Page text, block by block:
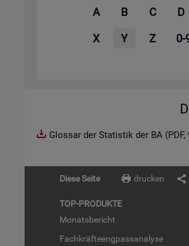
A B C D
X Y Z 0-
Glossar der Statistik der BA (PDF,
Diese Seite drucken
TOP-PRO­DUK­TE
Mo­nats­be­richt
Fach­kräf­te­eng­pass­ana­ly­se